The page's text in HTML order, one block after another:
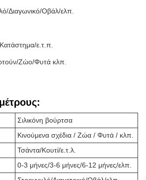
Διαγωνικό/Οβάλ/ελπ.
ε.τ.π.
Ζώο/Φυτά κλπ.
Σιλικόνη βούρτσα
Κινούμενα σχέδια / Ζώα / Φυτά / κλπ.
Τσάντα/Κουτί/ε.τ.λ.
0-3 μήνες/3-6 μήνες/6-12 μήνες/ελπ.